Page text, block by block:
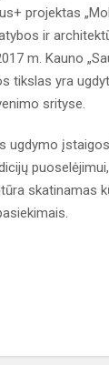
projektas
ir
m. Kauno
tikslas yra
srityse.
ugdymo
skatinamas